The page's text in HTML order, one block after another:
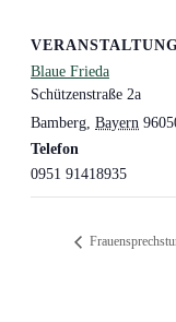
Blaue Frieda
Schützenstraße 2a
Bamberg Bayern
Telefon
0951 91418935